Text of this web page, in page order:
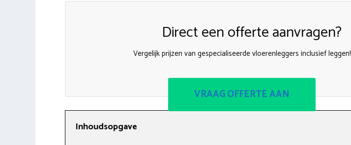
Direct een offerte aanvragen?
Vergelijk prijzen van gespecialiseerde vloerenleggers inclusief leggen!
VRAAG OFFERTE AAN
Inhoudsopgave